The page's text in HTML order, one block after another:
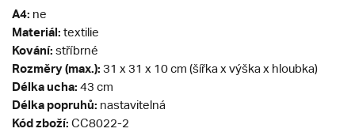
A4: ne
Materiál: textilie
Kování: stříbrné
Rozměry (max.): 31 x 31 x 10 cm (šířka x výška x hloubka)
Délka ucha: 43 cm
Délka popruhů: nastavitelná
Kód zboží: CC8022-2